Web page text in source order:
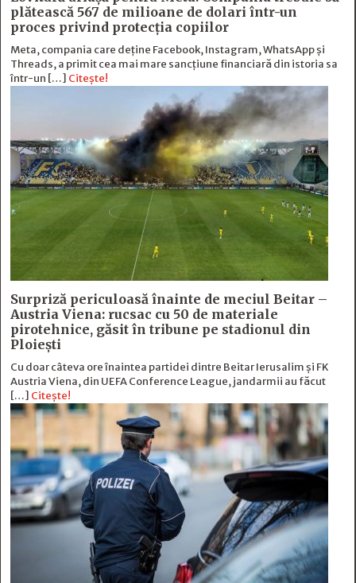
plătească 567 de milioane de dolari într-un
proces privind protecția copiilor
Meta, compania care deține Facebook, Instagram, WhatsApp și
Threads, a primit cea mai mare sancțiune financiară din istoria sa
într-un […] Citește!
Surpriză periculoasă înainte de meciul Beitar –
Austria Viena: rucsac cu 50 de materiale
pirotehnice, găsit în tribune pe stadionul din
Ploiești
Cu doar câteva ore înaintea partidei dintre Beitar Ierusalim și FK
Austria Viena, din UEFA Conference League, jandarmii au făcut
[…] Citește!